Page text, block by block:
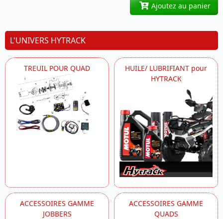
Ajoutez au panier
L'UNIVERS HYTRACK
TREUIL POUR QUAD
HUILE/ LUBRIFIANT pour
HYTRACK
ACCESSOIRES GAMME
JOBBERS
ACCESSOIRES GAMME
QUADS